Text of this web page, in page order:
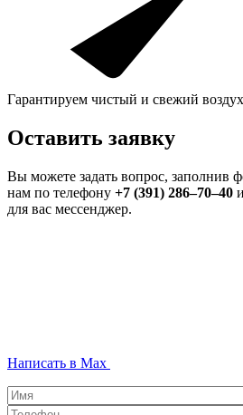
Гарантируем чистый и свежий
Оставить заявку
Вы можете задать вопрос, заполнив
нам по телефону +7 (391) 286‒70‒40
для вас мессенджер.
Написать в Max